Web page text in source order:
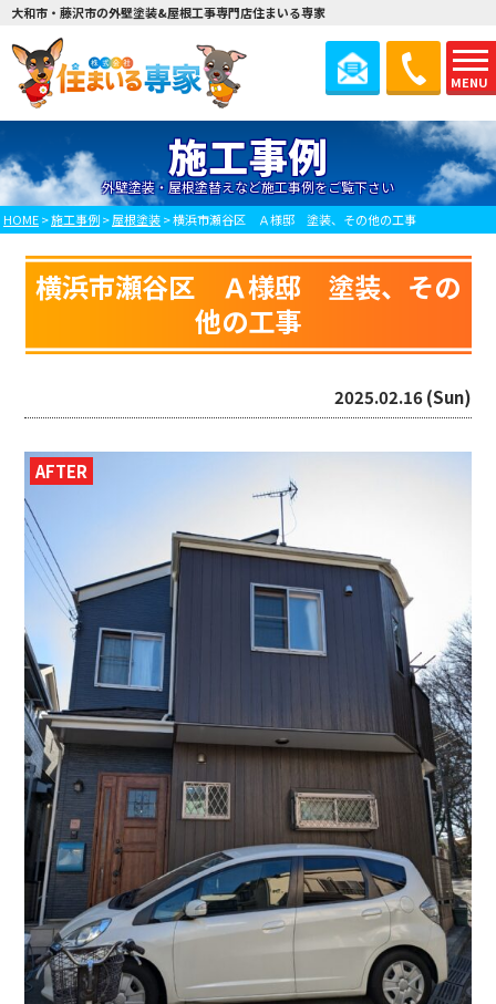
MENU
大和市・藤沢市の外壁塗装&屋根工事専門店住まいる専家
施工事例
外壁塗装・屋根塗替えなど施工事例をご覧下さい
HOME>施工事例>屋根塗装>横浜市瀬谷区 Ａ様邸 塗装、その他の工事
横浜市瀬谷区 Ａ様邸 塗装、その
他の工事
2025.02.16 (Sun)
AFTER